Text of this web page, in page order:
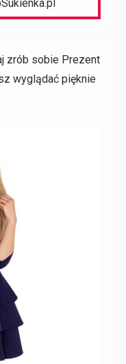
zrób sobie Prezent
wyglądać pięknie